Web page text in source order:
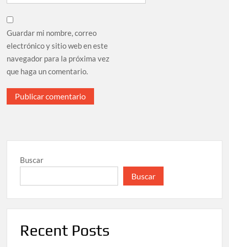
Guardar mi nombre, correo
electrónico y sitio web en este
navegador para la próxima vez
que haga un comentario.
Buscar
Buscar
Recent Posts